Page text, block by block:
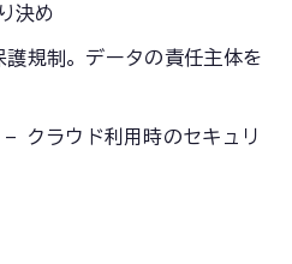
決め
護規制。データの責任主体を
— クラウド利用時のセキュリ